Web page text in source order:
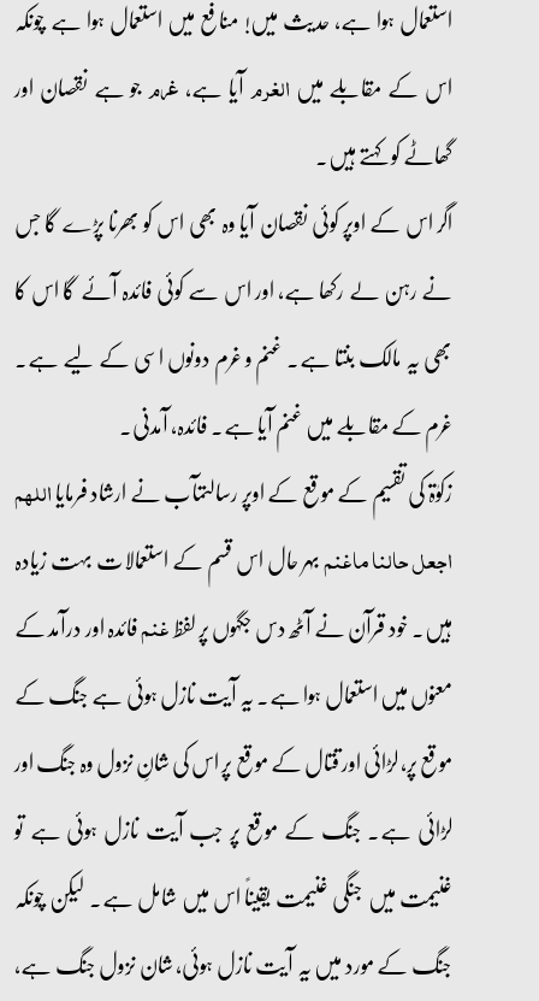
استعمال ہوا ہے، حدیث میں! منافع میں استعمال ہوا ہے چونکہ
اس کے مقابلے میںالغرمآیا ہے،غرمجو ہے نقصان اور
گھاٹے کو کہتے ہیں۔
اگر اس کے اوپر کوئی نقصان آیا وہ بھی اس کو بھرنا پڑے گا جس
نے رہن لے رکھا ہے، اور اس سے کوئی فائدہ آئے گا اس کا
بھی یہ مالک بنتا ہے۔ غنم و غرم دونوں اسی کے لیے ہے۔
غرم کے مقابلے میں غنم آیا ہے۔ فائدہ، آمدنی۔
زکوٰۃ کی تقسیم کے موقع کے اوپر رسالتمآب نے ارشاد فرمایااللھم
اجعل حالنا ماغنمبہر حال اس قسم کے استعمالات بہت زیادہ
ہیں۔ خود قرآن نے آٹھ دس جگہوں پر لفظغنمفائدہ اور درآمد کے
معنوں میں استعمال ہوا ہے۔ یہ آیت نازل ہوئی ہے جنگ کے
موقع پر، لڑائی اور قتال کے موقع پر اس کی شانِ نزول وہ جنگ اور
لڑائی ہے۔ جنگ کے موقع پر جب آیت نازل ہوئی ہے تو
غنیمت میں جنگی غنیمت یقیناً اس میں شامل ہے۔ لیکن چونکہ
جنگ کے مورد میں یہ آیت نازل ہوئی، شان نزول جنگ ہے،